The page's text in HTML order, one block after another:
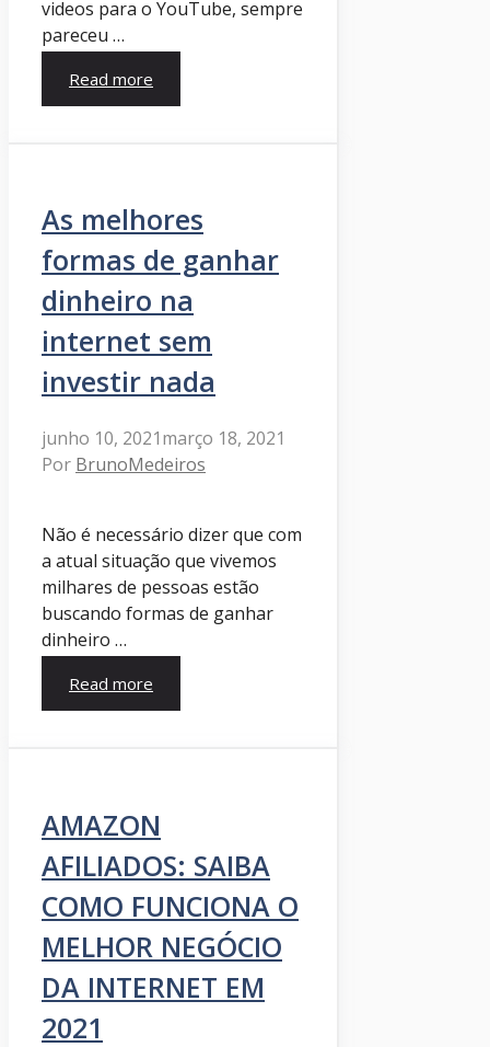
videos para o YouTube, sempre
pareceu …
Read more
As melhores
formas de ganhar
dinheiro na
internet sem
investir nada
junho 10, 2021março 18, 2021
Por BrunoMedeiros
Não é necessário dizer que com
a atual situação que vivemos
milhares de pessoas estão
buscando formas de ganhar
dinheiro …
Read more
AMAZON
AFILIADOS: SAIBA
COMO FUNCIONA O
MELHOR NEGÓCIO
DA INTERNET EM
2021